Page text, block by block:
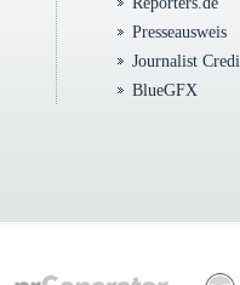
Presseausweis
Journalist
BlueGFX